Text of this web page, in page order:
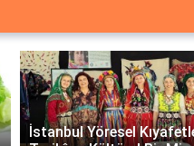
İstanbul Yöresel